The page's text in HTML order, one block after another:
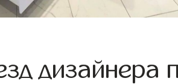
дизайнера